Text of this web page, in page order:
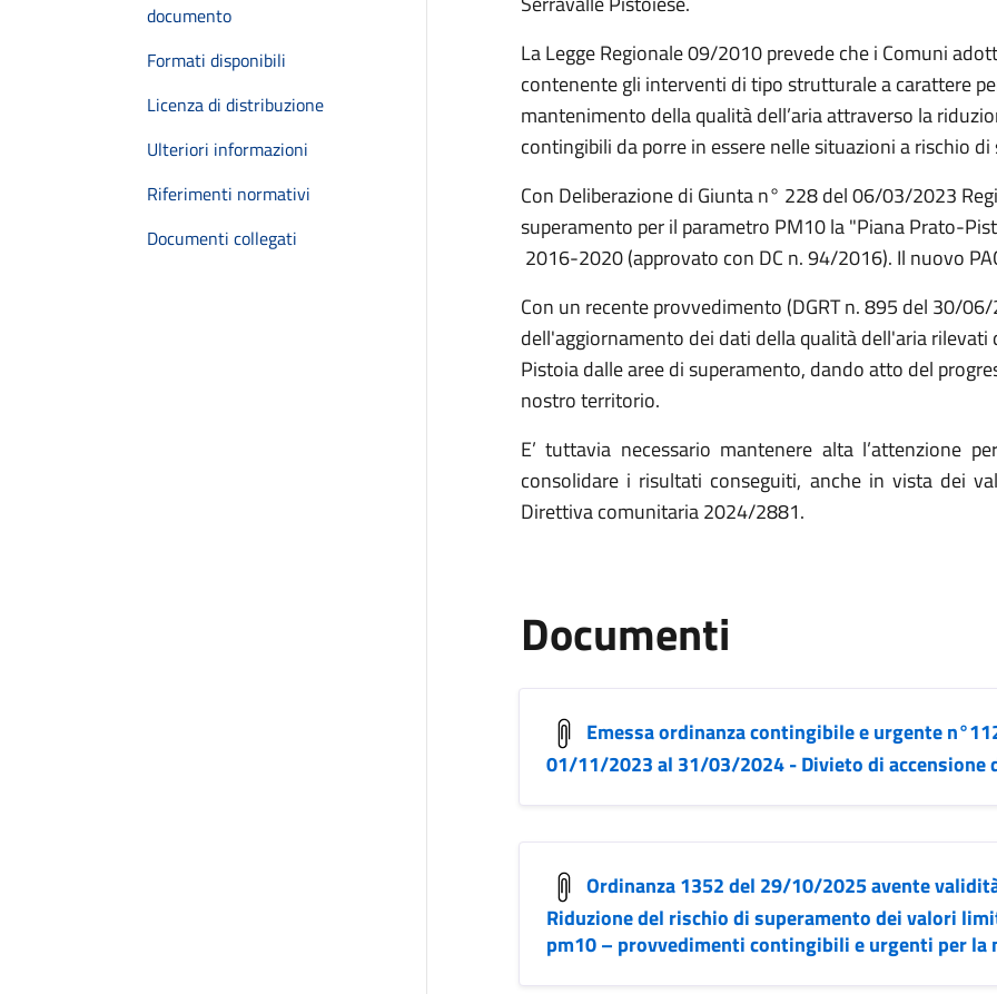
documento
Formati disponibili
Licenza di distribuzione
Ulteriori informazioni
Riferimenti normativi
Documenti collegati
La Legge Regionale 09/2010 prevede che i Comuni
contenente gli interventi di tipo strutturale a carattere
mantenimento della qualità dell’aria attraverso la
contingibili da porre in essere nelle situazioni a rischio
Con Deliberazione di Giunta n° 228 del 06/03/2023
superamento per il parametro PM10 la "Piana Prato-
2016-2020 (approvato con DC n. 94/2016). Il nuovo
Con un recente provvedimento (DGRT n. 895 del 30/
dell'aggiornamento dei dati della qualità dell'aria
Pistoia dalle aree di superamento, dando atto del
nostro territorio.
E’ tuttavia necessario mantenere alta l’attenzione
consolidare i risultati conseguiti, anche in vista dei
Direttiva comunitaria 2024/2881.
Documenti
Emessa ordinanza contingibile e urgente
01/11/2023 al 31/03/2024 - Divieto di
Ordinanza 1352 del 29/10/2025 avente
Riduzione del rischio di superamento dei valori
pm10 – provvedimenti contingibili e urgenti per la